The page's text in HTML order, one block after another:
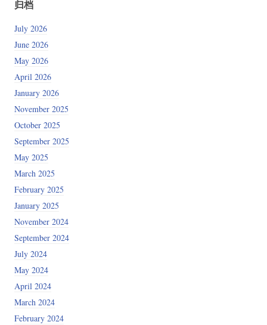
归档
July 2026
June 2026
May 2026
April 2026
January 2026
November 2025
October 2025
September 2025
May 2025
March 2025
February 2025
January 2025
November 2024
September 2024
July 2024
May 2024
April 2024
March 2024
February 2024